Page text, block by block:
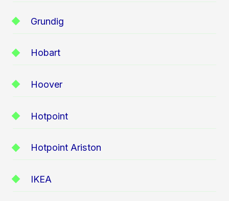
Grundig
Hobart
Hoover
Hotpoint
Hotpoint Ariston
IKEA